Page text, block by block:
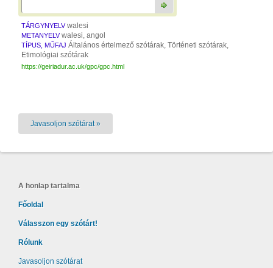
TÁRGYNYELV walesi
METANYELV walesi, angol
TÍPUS, MŰFAJ Általános értelmező szótárak, Történeti szótárak,
Etimológiai szótárak
https://geiriadur.ac.uk/gpc/gpc.html
Javasoljon szótárat »
A honlap tartalma
Főoldal
Válasszon egy szótárt!
Rólunk
Javasoljon szótárat